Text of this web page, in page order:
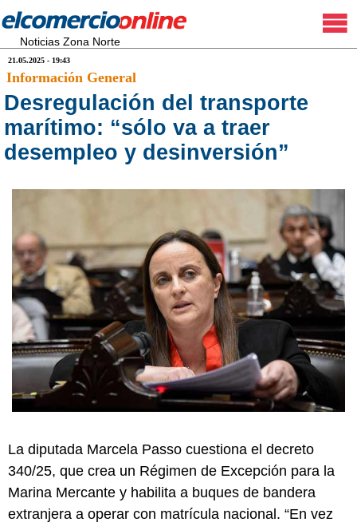
Noticias Zona Norte
21.05.2025 - 19:43
Información General
Desregulación del transporte
marítimo: “sólo va a traer
desempleo y desinversión”
La diputada Marcela Passo cuestiona el decreto
340/25, que crea un Régimen de Excepción para la
Marina Mercante y habilita a buques de bandera
extranjera a operar con matrícula nacional. “En vez